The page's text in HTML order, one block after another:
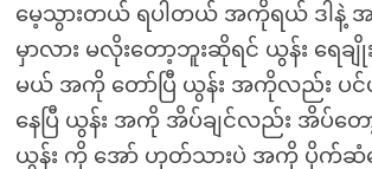
မေ့သွားတယ် ရပါတယ် အကိုရယ် ဒါနဲ့
မှာလား မလိုးတော့ဘူးဆိုရင် ယွန်း ရေချိုး
မယ် အကို တော်ပြီ ယွန်း အကိုလည်း ပင်ပန်
နေပြီ ယွန်း အကို အိပ်ချင်လည်း အိပ်တေ
ယွန်း ကို အော် ဟုတ်သားပဲ အကို ပိုက်ဆံ